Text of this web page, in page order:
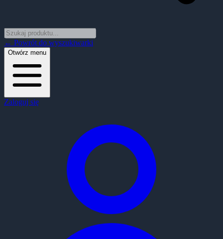
← Powrót do wyszukiwarki
Otwórz menu
Zaloguj się